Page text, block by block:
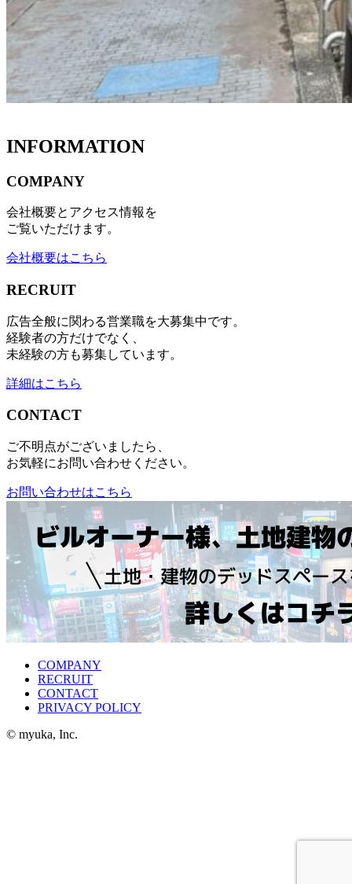
INFORMATION
COMPANY
会社概要とアクセス情報を
ご覧いただけます。
会社概要はこちら
RECRUIT
広告全般に関わる営業職を大募集中です。
経験者の方だけでなく、
未経験の方も募集しています。
詳細はこちら
CONTACT
ご不明点がございましたら、
お気軽にお問い合わせください。
お問い合わせはこちら
COMPANY
RECRUIT
CONTACT
PRIVACY POLICY
© myuka, Inc.